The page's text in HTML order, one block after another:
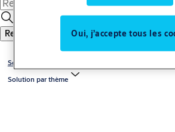
Recherche
Solutions
Solution par thème
Oui, j’accepte tous les